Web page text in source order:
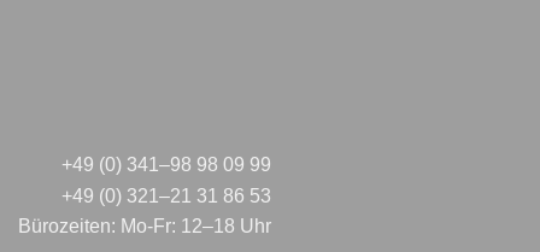
+49 (0) 341–98 98 09 99
+49 (0) 321–21 31 86 53
Bürozeiten: Mo-Fr: 12–18 Uhr